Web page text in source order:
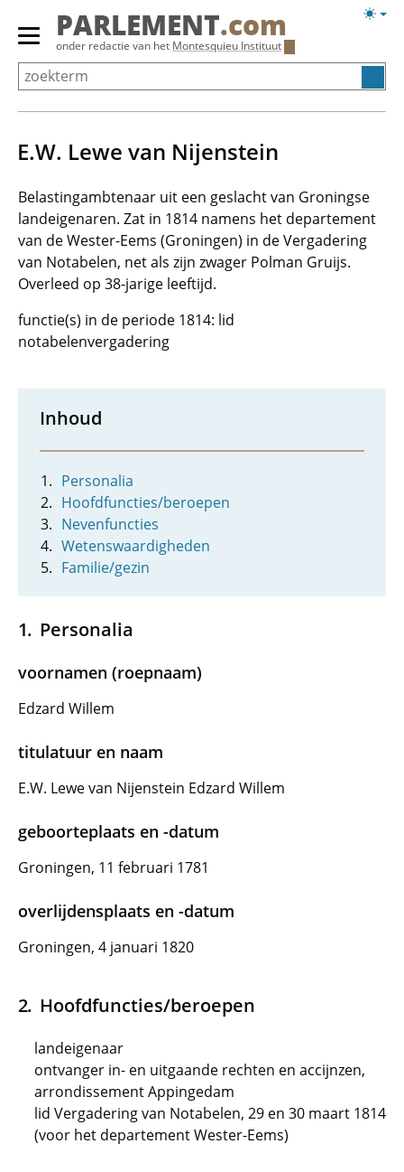
Overslaan
Primair
menu
tonen/verbergen
PARLEMENT.com
onder redactie van het Montesquieu Instituut
E.W. Lewe van Nijenstein
Belastingambtenaar uit een geslacht van Groningse
landeigenaren. Zat in 1814 namens het departement
van de Wester-Eems (Groningen) in de Vergadering
van Notabelen, net als zijn zwager Polman Gruijs.
Overleed op 38-jarige leeftijd.
functie(s) in de periode 1814: lid
notabelenvergadering
Inhoud
Personalia
Hoofdfuncties/beroepen
Nevenfuncties
Wetenswaardigheden
Familie/gezin
Personalia
voornamen (roepnaam)
Edzard Willem
titulatuur en naam
E.W. Lewe van Nijenstein Edzard Willem
geboorteplaats en -datum
Groningen, 11 februari 1781
overlijdensplaats en -datum
Groningen, 4 januari 1820
Hoofdfuncties/beroepen
landeigenaar
ontvanger in- en uitgaande rechten en accijnzen,
arrondissement Appingedam
lid Vergadering van Notabelen, 29 en 30 maart 1814
(voor het departement Wester-Eems)